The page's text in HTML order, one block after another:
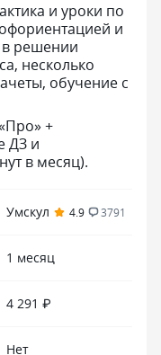
и уроки по
и
решении
несколько
обучение с
+
ДЗ и
в месяц).
Умскул 4.9 3791
1 месяц
4 291 ₽
Нет